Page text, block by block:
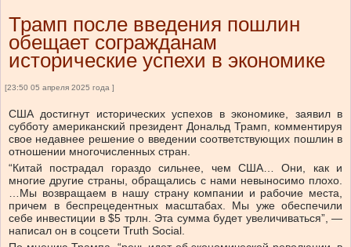
Трамп после введения пошлин
обещает согражданам
исторические успехи в экономике
[23:50 05 апреля 2025 года ]
США достигнут исторических успехов в экономике, заявил в
субботу американский президент Дональд Трамп, комментируя
свое недавнее решение о введении соответствующих пошлин в
отношении многочисленных стран.
“Китай пострадал гораздо сильнее, чем США… Они, как и
многие другие страны, обращались с нами невыносимо плохо.
…Мы возвращаем в нашу страну компании и рабочие места,
причем в беспрецедентных масштабах. Мы уже обеспечили
себе инвестиции в $5 трлн. Эта сумма будет увеличиваться”, —
написал он в соцсети Truth Social.